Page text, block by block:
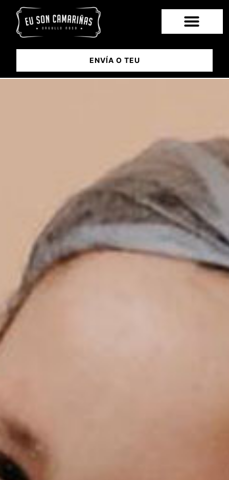
ENVÍA O TEU